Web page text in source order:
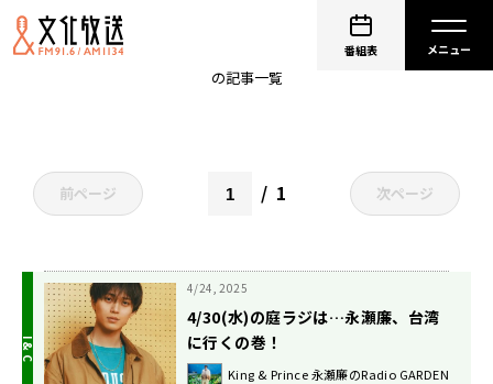
番組表
King & Prince 永瀬廉のRadio GARDEN
の記事一覧
前ページ 1 次ページ
4/24, 2025
4/30(水)の庭ラジは…永瀬廉、台湾
に行くの巻！
King & Prince 永瀬廉のRadio GARDEN